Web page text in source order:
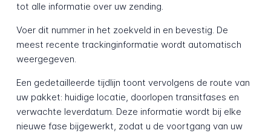
tot alle informatie over uw zending.
Voer dit nummer in het zoekveld in en bevestig. De
meest recente trackinginformatie wordt automatisch
weergegeven.
Een gedetailleerde tijdlijn toont vervolgens de route van
uw pakket: huidige locatie, doorlopen transitfases en
verwachte leverdatum. Deze informatie wordt bij elke
nieuwe fase bijgewerkt, zodat u de voortgang van uw